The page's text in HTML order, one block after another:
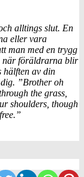
alltings slut. En
eller vara
man med en trygg
när föräldrarna blir
hälften av din
”Brother oh
the grass,
shoulders, though